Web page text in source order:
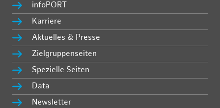
infoPORT
Karriere
Aktuelles & Presse
Zielgruppenseiten
Spezielle Seiten
Data
Newsletter